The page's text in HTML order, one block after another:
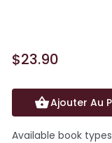
$23.90
Ajouter Au
Available book types